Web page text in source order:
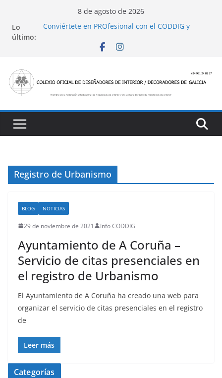
contenido
8 de agosto de 2026
Lo
último:
Conviértete en PROfesional con el CODDIG y
Ayudas para mejoras de establecimientos
San Marcial 2025
Registro de Urbanismo
BLOG NOTICIAS
29 de noviembre de 2021 Info CODDIG
Ayuntamiento de A Coruña –
Servicio de citas presenciales en
el registro de Urbanismo
El Ayuntamiento de A Coruña ha creado una web para
organizar el servicio de citas presenciales en el registro
de
Leer más
Categorías